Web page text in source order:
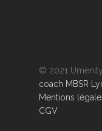
© 2021
coach MBSR
Mentions
CGV